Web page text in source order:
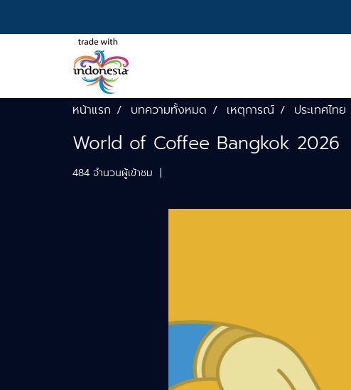
หน้าแรก บทความทั้งหมด เหตุการณ์ ประเทศไทย
World of Coffee Bangkok 2026
484 จำนวนผู้เข้าชม |